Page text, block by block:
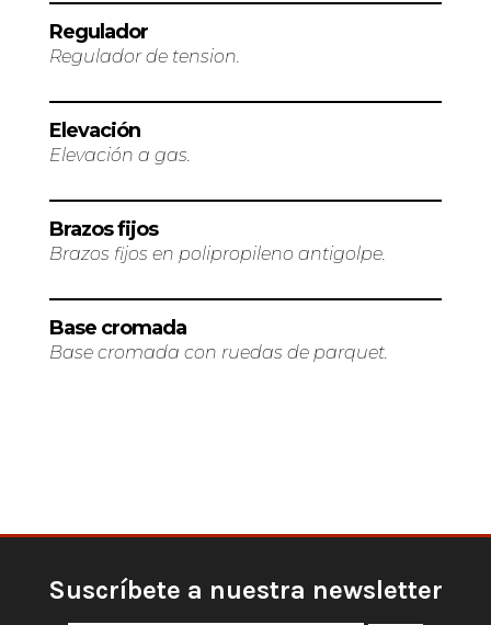
Regulador
Regulador de tension.
Elevación
Elevación a gas.
Brazos fijos
Brazos fijos en polipropileno antigolpe.
Base cromada
Base cromada con ruedas de parquet.
Suscríbete a nuestra newsletter